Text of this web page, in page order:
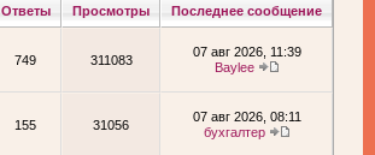
Ответы Просмотры Последнее сообщение
749 311083
07 авг 2026, 11:39
Baylee
155 31056
07 авг 2026, 08:11
бухгалтер